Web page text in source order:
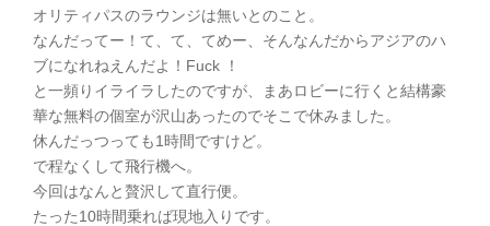
オリティパスのラウンジは無いとのこと。
なんだってー！て、て、てめー、そんなんだからアジアのハ
ブになれねえんだよ！Fuck ！
と一頻りイライラしたのですが、まあロビーに行くと結構豪
華な無料の個室が沢山あったのでそこで休みました。
休んだっつっても1時間ですけど。
で程なくして飛行機へ。
今回はなんと贅沢して直行便。
たった10時間乗れば現地入りです。